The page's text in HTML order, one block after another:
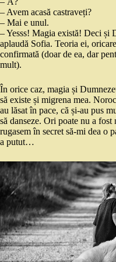
– Avem acasă castraveți?
– Mai e unul.
– Yesss! Magia există! Deci și
aplaudă Sofia. Teoria ei,
confirmată (doar de ea, dar
mult).
În orice caz, magia și
să existe și migrena mea.
au lăsat în pace, că și-au pus
să danseze. Ori poate nu a
rugasem în secret să-mi dea o
a putut…